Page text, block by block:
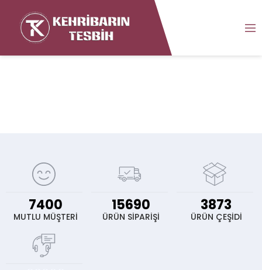
7400
MUTLU MÜŞTERİ
15690
ÜRÜN SİPARİŞİ
3873
ÜRÜN ÇEŞİDİ